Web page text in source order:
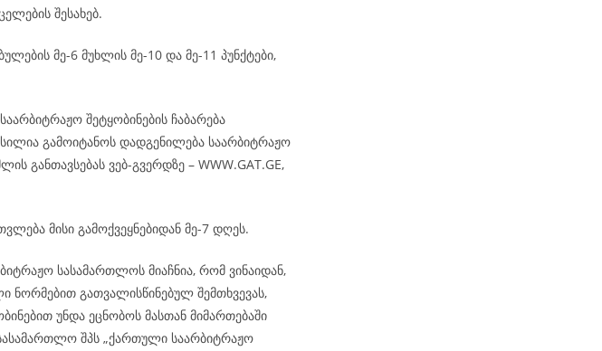
შესახებ.
მე-6 მუხლის მე-10 და მე-11 პუნქტები,
შეტყობინების ჩაბარება
გამოიტანოს დადგენილება საარბიტრაჟო
განთავსებას ვებ-გვერდზე – WWW.GAT.GE,
მისი გამოქვეყნებიდან მე-7 დღეს.
სასამართლოს მიაჩნია, რომ ვინაიდან,
ნორმებით გათვალისწინებულ შემთხვევას,
უნდა ეცნობოს მასთან მიმართებაში
შპს „ქართული საარბიტრაჟო